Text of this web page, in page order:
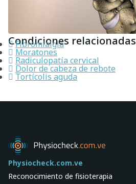
Condiciones relacionadas
Fibromialgia
Moratones
Radiculopatía cervical
Dolor de cabeza de rebote
Tortícolis aguda
Physiocheck.com.ve
Reconocimiento de fisioterapia